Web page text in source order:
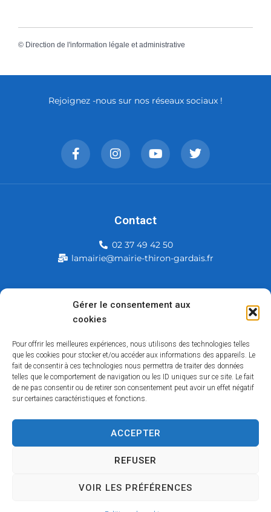
Gérer le consentement aux
cookies
Pour offrir les meilleures expériences, nous utilisons des technologies telles
que les cookies pour stocker et/ou accéder aux informations des appareils. Le
fait de consentir à ces technologies nous permettra de traiter des données
telles que le comportement de navigation ou les ID uniques sur ce site. Le fait
de ne pas consentir ou de retirer son consentement peut avoir un effet négatif
sur certaines caractéristiques et fonctions.
ACCEPTER
REFUSER
VOIR LES PRÉFÉRENCES
© Direction de l'information légale et administrative
Mairie de Thiron-Gardais
28480 Thiron-Gardais
Rejoignez -nous sur nos réseaux sociaux !
Contact
02 37 49 42 50
lamairie@mairie-thiron-gardais.fr
Traitement de données personnelles
Copyright © 2026 – Tous droits réservés